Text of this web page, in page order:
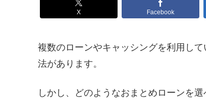
X Facebook
複数のローンやキャッシングを利用し
法があります。
しかし、どのようなおまとめローンを